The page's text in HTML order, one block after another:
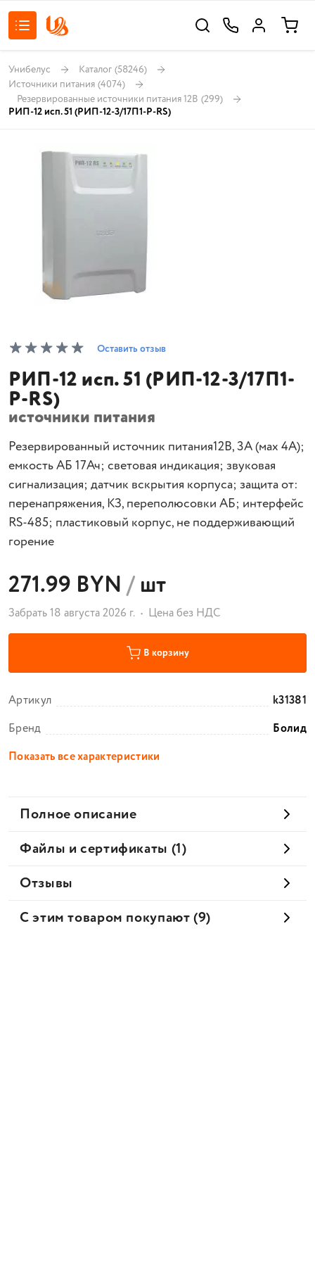
Унибелус Каталог (58246)
Источники питания (4074)
Резервированные источники питания 12В (299)
РИП-12 исп. 51 (РИП-12-3/17П1-Р-RS)
Оставить отзыв
РИП-12 исп. 51 (РИП-12-3/17П1-
Р-RS)
источники питания
Резервированный источник питания12В, 3А (мах 4А);
емкость АБ 17Ач; световая индикация; звуковая
сигнализация; датчик вскрытия корпуса; защита от:
перенапряжения, КЗ, переполюсовки АБ; интерфейс
RS-485; пластиковый корпус, не поддерживающий
горение
271.99 BYN/шт
Забрать 18 августа 2026 г. Цена без НДС
В корзину
Артикул
k31381
Бренд
Болид
Показать все характеристики
Полное описание
Файлы и сертификаты (1)
Отзывы
С этим товаром покупают (9)